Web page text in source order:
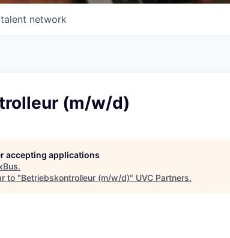
network
(m/w/d)
accepting applications
.
to "Betriebskontrolleur (m/w/d)" UVC Partners.